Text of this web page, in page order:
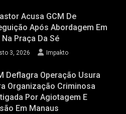
Acusa GCM De
Após Abordagem Em
Praça Da Sé
3, 2026 Impakto
Deflagra Operação Usura
Organização Criminosa
Por Agiotagem E
Em Manaus